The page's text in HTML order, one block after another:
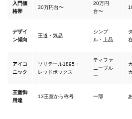
入門価
格帯
30万円台〜
20万円
台〜
デザイ
ン傾向
王道・気品
シンプ
ル・上品
アイコ
ニック
ソリテール1895・
レッドボックス
ティファ
ニーブル
ー
王室御
用達
13王室から称号 一部